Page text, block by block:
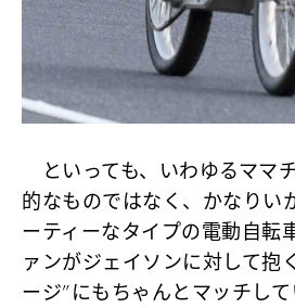
といっても、いわゆるママ
的なものではなく、かなりい
ーティーなタイプの電動自転
ァンがジェイソンに対して抱
ージ”にもちゃんとマッチして